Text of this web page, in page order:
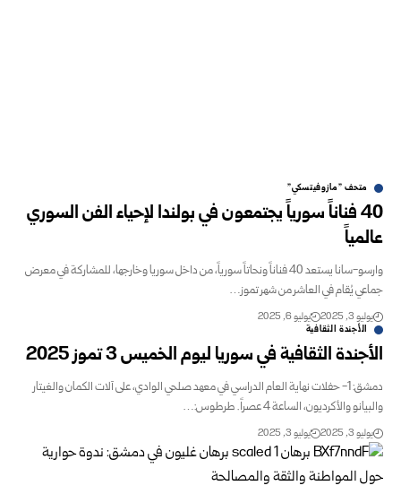
متحف "مازوفيتسكي"
40 فناناً سورياً يجتمعون في بولندا لإحياء الفن السوري
عالمياً
وارسو-سانا يستعد 40 فناناً ونحاتاً سورياً، من داخل سوريا وخارجها، للمشاركة في معرض
جماعي يُقام في العاشر من شهر تموز…
يوليو 3, 2025 يوليو 6, 2025
الأجندة الثقافية
الأجندة الثقافية في سوريا ليوم الخميس 3 تموز 2025
دمشق: 1- حفلات نهاية العام الدراسي في معهد صلحي الوادي، على آلات الكمان والغيتار
والبيانو والأكرديون، الساعة 4 عصراً. طرطوس:…
يوليو 3, 2025 يوليو 3, 2025